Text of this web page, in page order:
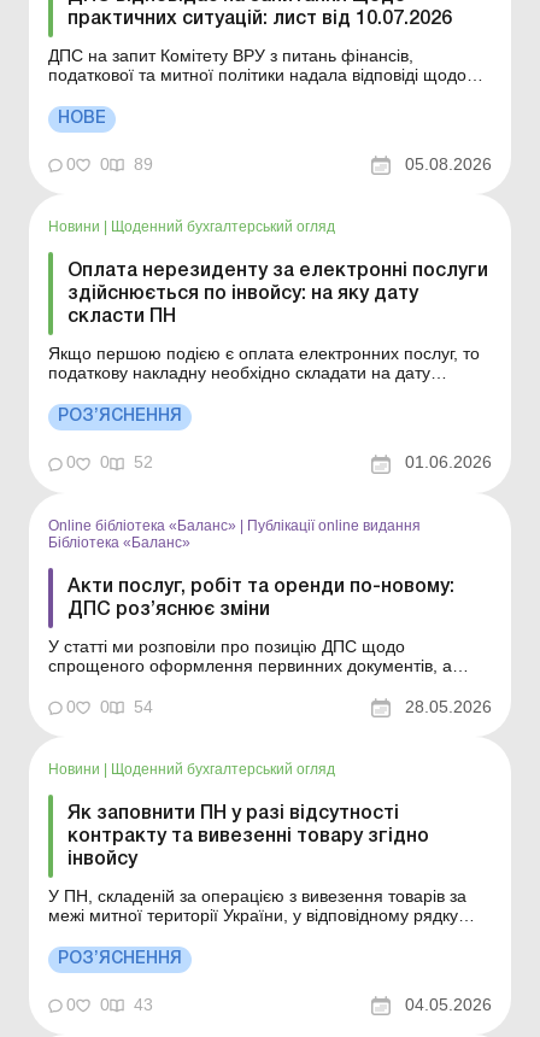
практичних ситуацій: лист від 10.07.2026
ДПС на запит Комітету ВРУ з питань фінансів,
податкової та митної політики надала відповіді щодо
України. Більше за темою: ДПС відповідає на
запитання щодо практичних ситуацій: лист від
практичних ситуа...
НОВЕ
0 0 89 05.08.2026
Новини Щоденний бухгалтерський огляд
Оплата нерезиденту за електронні послуги
здійснюється по інвойсу: на яку дату
скласти ПН
Якщо першою подією є оплата електронних послуг, то
податкову накладну необхідно складати на дату
ЗЕД: види та порядок оформлення В інвойсі та митній
декларації різні найменування товару: як складати ПН?
На яку дату підприємство повинно скла...
РОЗ’ЯСНЕННЯ
0 0 52 01.06.2026
Online бібліотека «Баланс» | Публікації online видання
Бібліотека «Баланс»
Акти послуг, робіт та оренди по-новому:
ДПС роз’яснює зміни
У статті ми розповіли про позицію ДПС щодо
спрощеного оформлення первинних документів, а
недопустимим. Серія Бібліотека «Баланс» Спецтема
«Первинні документи: вимоги до оформлення, зміни у
0 0 54 28.05.2026
Новини | Щоденний бухгалтерський огляд
Як заповнити ПН у разі відсутності
контракту та вивезенні товару згідно
інвойсу
У ПН, складеній за операцією з вивезення товарів за
межі митної території України, у відповідному рядку
за межі митної території України:», у разі відсутності
договору (контракту), зазначаються дата та номер
РОЗ’ЯСНЕННЯ
0 0 43 04.05.2026